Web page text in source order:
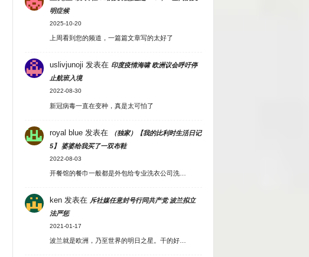
明症候
2025-10-20
上周看到您的频道，一篇篇文章写的太好了
uslivjunoji 发表在 印度疫情海啸 欧洲议会呼吁停
止航班入境
2022-08-30
新冠病毒一直在变种，真是太可怕了
royal blue发表在
（独家）【我的比利时生活日记
5】 婆婆给我买了一双布鞋
2022-08-03
开餐馆的餐巾一般都是外包给专业洗衣公司洗…
ken发表在 斥社媒任意封号行同共产党 波兰拟立
法严惩
2021-01-17
波兰就是欧洲，乃至世界的明日之星。干的好…